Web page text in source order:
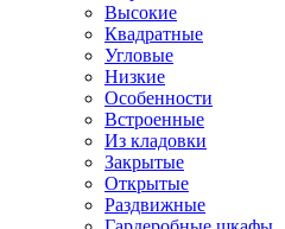
Высокие
Квадратные
Угловые
Низкие
Особенности
Встроенные
Из кладовки
Закрытые
Открытые
Раздвижные